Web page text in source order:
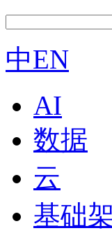
中EN
AI
数据
云
基础